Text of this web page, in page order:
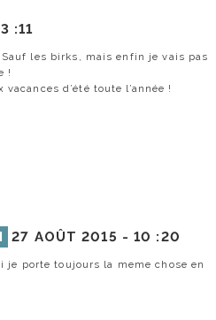
:11
les birks, mais enfin je vais pas
!
d’été toute l’année !
27 AOÛT 2015 -10 :20
je porte toujours la meme chose en